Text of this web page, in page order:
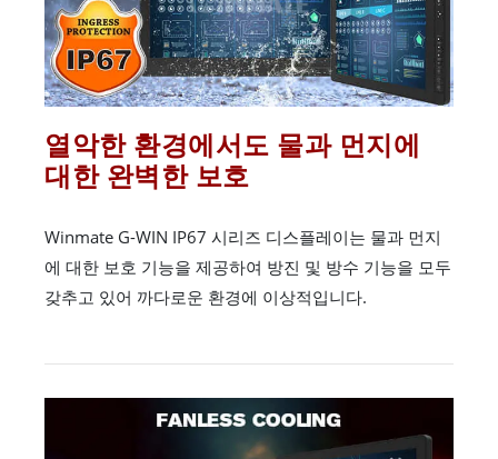
열악한 환경에서도 물과 먼지에
대한 완벽한 보호
Winmate G-WIN IP67 시리즈 디스플레이는 물과 먼지
에 대한 보호 기능을 제공하여 방진 및 방수 기능을 모두
갖추고 있어 까다로운 환경에 이상적입니다.